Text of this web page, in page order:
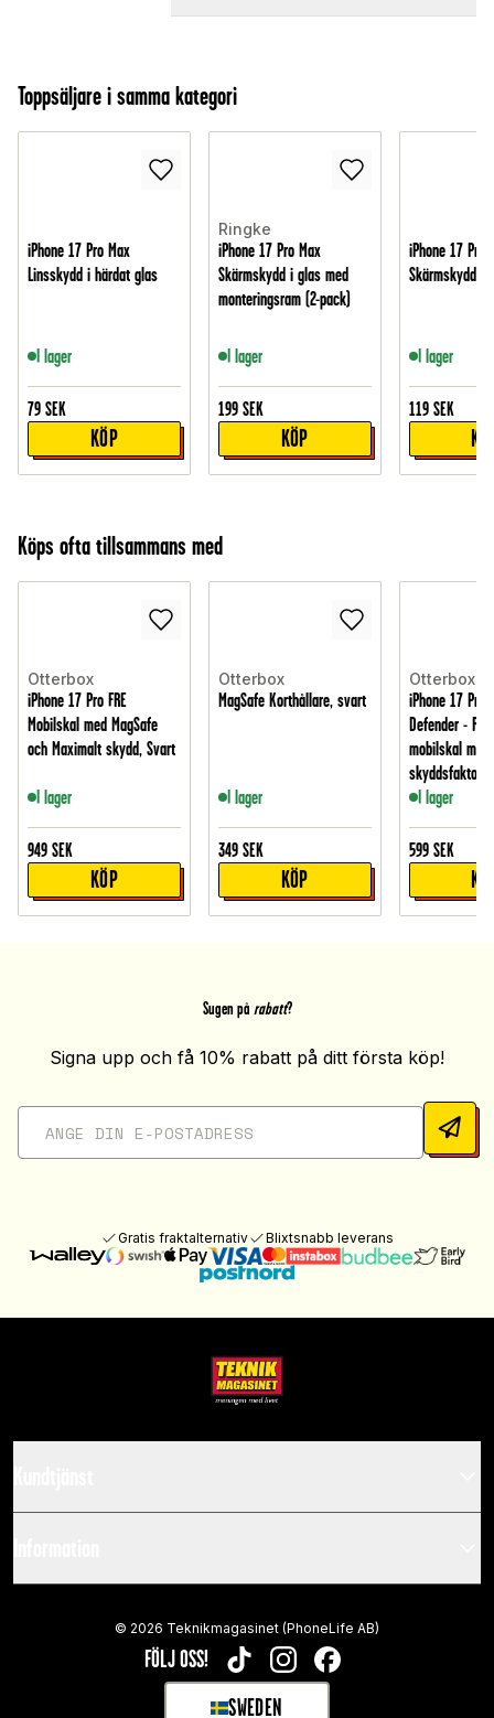
Toppsäljare i samma kategori
iPhone 17 Pro Max
Linsskydd i härdat glas
I lager
79 SEK
KÖP
Ringke
iPhone 17 Pro Max
Skärmskydd i glas med
monteringsram (2-pack)
I lager
199 SEK
KÖP
iPhone 17 Pro
Skärmskydd i
I lager
119 SEK
Köps ofta tillsammans med
Otterbox
iPhone 17 Pro FRE
Mobilskal med MagSafe
och Maximalt skydd, Svart
I lager
949 SEK
KÖP
Otterbox
MagSafe Korthållare, svart
I lager
349 SEK
KÖP
Otterbox
iPhone 17 Pro
Defender -
mobilskal med
skyddsfaktor,
I lager
599 SEK
Sugen på rabatt?
Signa upp och få 10% rabatt på ditt första köp!
Gratis fraktalternativ Blixtsnabb leverans
FÖLJ OSS! TIKTOKINSTAGRAMFACEBOOK
SWEDEN
© 2026 Teknikmagasinet (PhoneLife AB)